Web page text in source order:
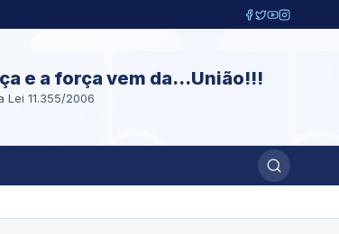
e a força vem da...União!!!
11.355/2006